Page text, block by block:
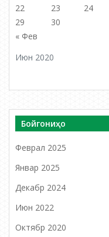
Июн 2020
« Фев
22
23 24
29
30
Бойгониҳо
Феврал 2025
Январ 2025
Декабр 2024
Июн 2022
Октябр 2020